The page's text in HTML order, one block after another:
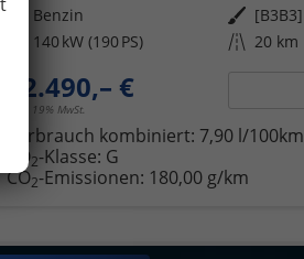
Benzin Außenfarbe
140 kW (190 PS) Kilometerstand 20 km
42.490,– €
incl. 19% MwSt.
Verbrauch kombiniert: 7,90 l/100km
CO2-Klasse: G
CO2-Emissionen: 180,00 g/km